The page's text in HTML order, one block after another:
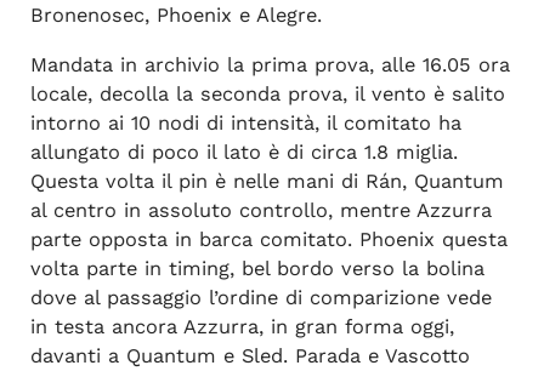
Bronenosec, Phoenix e Alegre.
Mandata in archivio la prima prova, alle 16.05 ora
locale, decolla la seconda prova, il vento è salito
intorno ai 10 nodi di intensità, il comitato ha
allungato di poco il lato è di circa 1.8 miglia.
Questa volta il pin è nelle mani di Rán, Quantum
al centro in assoluto controllo, mentre Azzurra
parte opposta in barca comitato. Phoenix questa
volta parte in timing, bel bordo verso la bolina
dove al passaggio l’ordine di comparizione vede
in testa ancora Azzurra, in gran forma oggi,
davanti a Quantum e Sled. Parada e Vascotto